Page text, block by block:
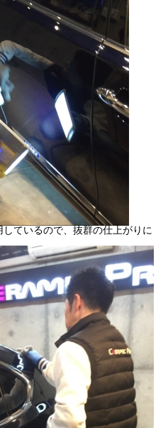
ているので、抜群の仕上がりに